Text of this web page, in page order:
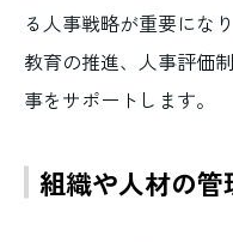
る人事戦略が重要にな
教育の推進、人事評価
事をサポートします。
組織や人材の管